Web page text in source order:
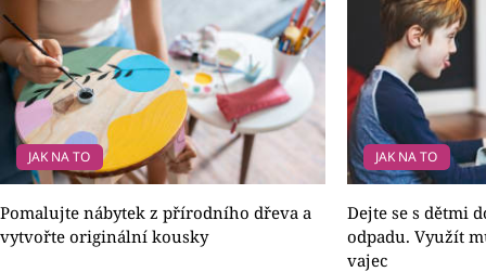
JAK NA TO
Pomalujte nábytek z přírodního dřeva a
vytvořte originální kousky
JAK NA TO
Dejte se s dětmi
odpadu. Využít
vajec